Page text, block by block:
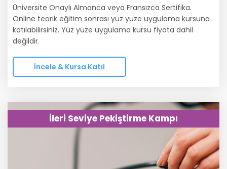
Üniversite Onaylı Almanca veya Fransızca Sertifika.
Online teorik eğitim sonrası yüz yüze uygulama kursuna
katılabilirsiniz. Yüz yüze uygulama kursu fiyata dahil
değildir.
İncele & Kursa Katıl
İleri Seviye Pekiştirme Kampı